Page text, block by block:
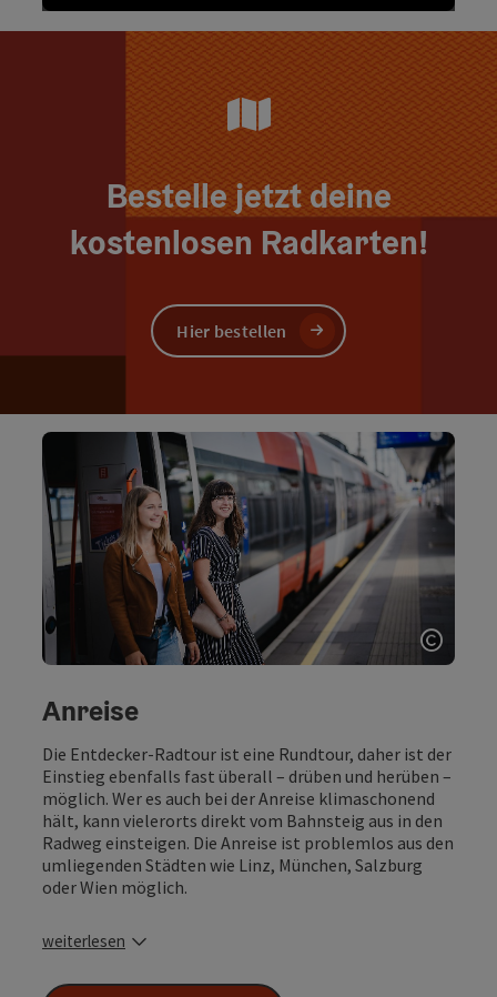
Bestelle jetzt deine
kostenlosen Radkarten!
Hier bestellen
Anreise
Die Entdecker-Radtour ist eine Rundtour, daher ist der
Einstieg ebenfalls fast überall – drüben und herüben –
möglich. Wer es auch bei der Anreise klimaschonend
hält, kann vielerorts direkt vom Bahnsteig aus in den
Radweg einsteigen. Die Anreise ist problemlos aus den
umliegenden Städten wie Linz, München, Salzburg
oder Wien möglich.
weiterlesen